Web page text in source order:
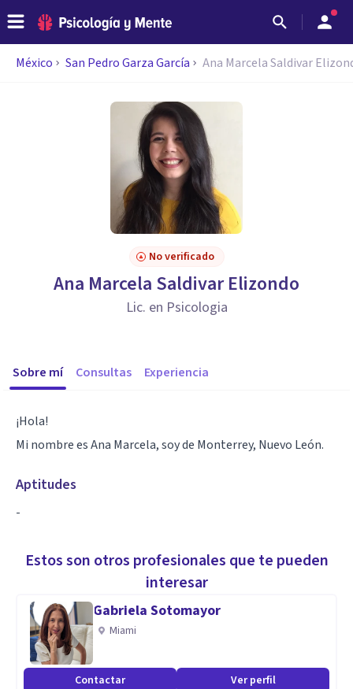
México San Pedro Garza García Ana Marcela Saldivar
No verificado
Ana Marcela Saldivar Elizondo
Lic. en Psicologia
Sobre mí Consultas Experiencia
¡Hola!
Mi nombre es Ana Marcela, soy de Monterrey, Nuevo León.
Aptitudes
-
Estos son otros profesionales que te pueden
interesar
Gabriela Sotomayor
Miami
Contactar Ver perfil